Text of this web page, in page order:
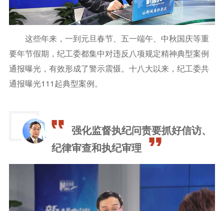
这些年来，一到元旦春节、五一端午、中秋国庆等重
要年节假期，纪工委都集中对违反八项规定精神典型案例
通报曝光，有效形成了警示震慑。十八大以来，纪工委共
通报曝光111起典型案例。
强化监督执纪问责要抓好信访、
纪律审查和执纪审理